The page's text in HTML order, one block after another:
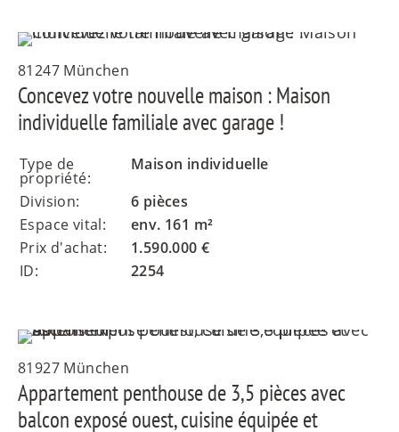
81247 München
Concevez votre nouvelle maison : Maison
individuelle familiale avec garage !
Type de
propriété:
Maison individuelle
Division:
6 pièces
Espace vital:
env. 161 m²
Prix d'achat:
1.590.000 €
ID:
2254
81927 München
Appartement penthouse de 3,5 pièces avec
balcon exposé ouest, cuisine équipée et